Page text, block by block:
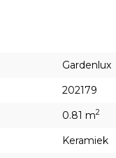
Gardenlux
202179
0.81 m2
Keramiek